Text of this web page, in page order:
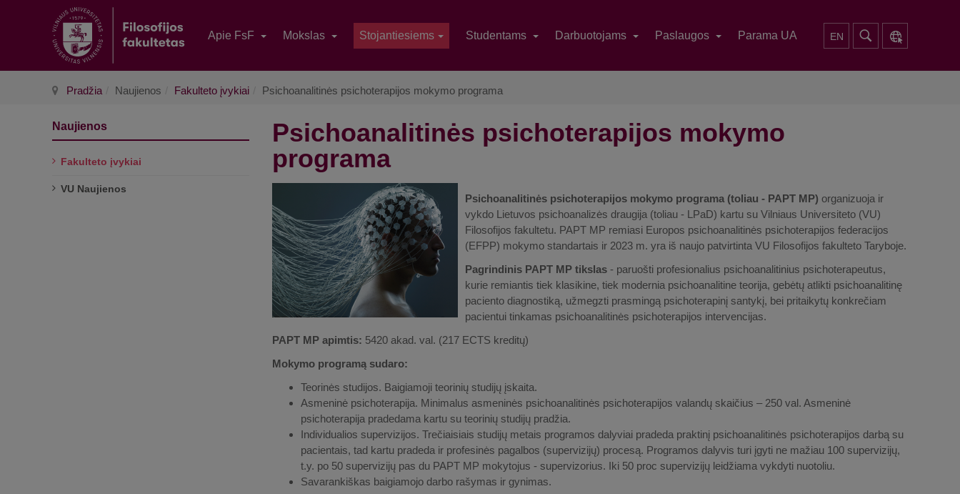
Apie FsF Mokslas Stojantiesiems Studentams Darbuotojams Paslaugos Parama UA EN
Pradžia Naujienos Fakulteto įvykiai Psichoanalitinės psichoterapijos mokymo programa
Psichoanalitinės psichoterapijos mokymo
programa
Psichoanalitinės psichoterapijos mokymo programa (toliau - PAPT MP) organizuoja ir
vykdo Lietuvos psichoanalizės draugija (toliau - LPaD) kartu su Vilniaus Universiteto (VU)
Filosofijos fakultetu. PAPT MP remiasi Europos psichoanalitinės psichoterapijos federacijos
(EFPP) mokymo standartais ir 2023 m. yra iš naujo patvirtinta VU Filosofijos fakulteto Taryboje.
Pagrindinis PAPT MP tikslas- paruošti profesionalius psichoanalitinius psichoterapeutus,
kurie remiantis tiek klasikine, tiek modernia psichoanalitine teorija, gebėtų atlikti psichoanalitinę
paciento diagnostiką, užmegzti prasmingą psichoterapinį santykį, bei pritaikytų konkrečiam
pacientui tinkamas psichoanalitinės psichoterapijos intervencijas.
PAPT MP apimtis: 5420 akad. val. (217 ECTS kreditų)
Mokymo programą sudaro:
Teorinės studijos. Baigiamoji teorinių studijų įskaita.
Asmeninė psichoterapija. Minimalus asmeninės psichoanalitinės psichoterapijos valandų skaičius – 250 val. Asmeninė
psichoterapija pradedama kartu su teorinių studijų pradžia.
Individualios supervizijos. Trečiaisiais studijų metais programos dalyviai pradeda praktinį psichoanalitinės psichoterapijos darbą su
pacientais, tad kartu pradeda ir profesinės pagalbos (supervizijų) procesą. Programos dalyvis turi įgyti ne mažiau 100 supervizijų,
t.y. po 50 supervizijų pas du PAPT MP mokytojus - supervizorius. Iki 50 proc supervizijų leidžiama vykdyti nuotoliu.
Savarankiškas baigiamojo darbo rašymas ir gynimas.
Naujienos
Fakulteto įvykiai
VU Naujienos